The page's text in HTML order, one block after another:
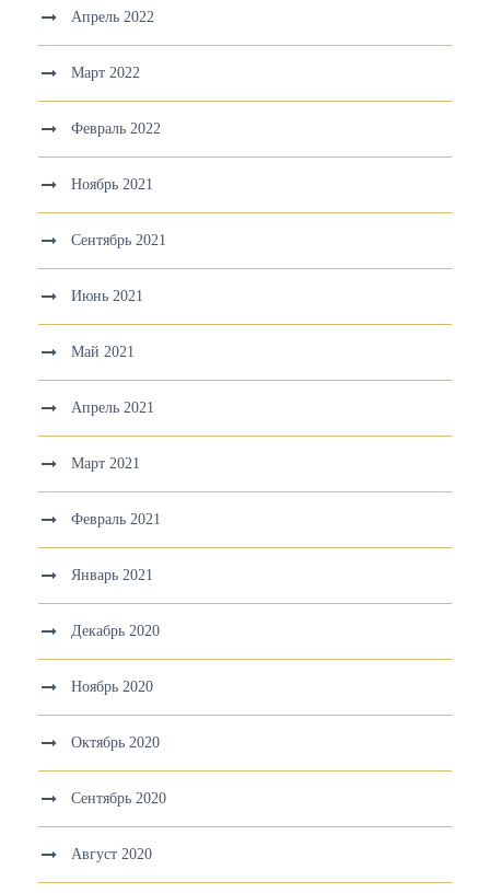
Апрель 2022
Март 2022
Февраль 2022
Ноябрь 2021
Сентябрь 2021
Июнь 2021
Май 2021
Апрель 2021
Март 2021
Февраль 2021
Январь 2021
Декабрь 2020
Ноябрь 2020
Октябрь 2020
Сентябрь 2020
Август 2020